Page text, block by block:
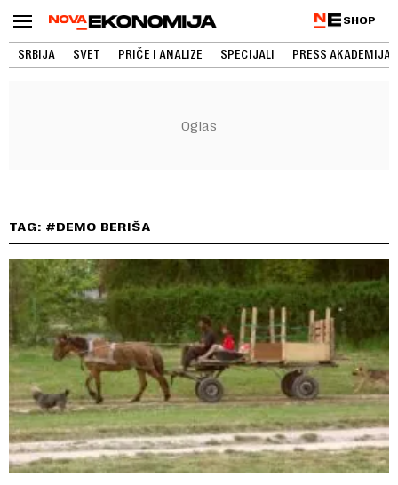
SHOP
SRBIJA SVET PRIČE I ANALIZE SPECIJALI PRESS AKADEMIJA
TAG: #DEMO BERIŠA